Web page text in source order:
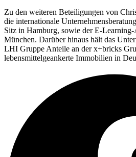
Zu den weiteren Beteiligungen von
die internationale
Sitz in Hamburg, sowie der E-
München. Darüber hinaus hält das
LHI Gruppe Anteile an der x+bricks
lebensmittelgeankerte Immobilien in